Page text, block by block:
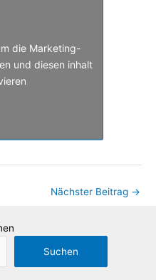
die Marketing-
und diesen inhalt
Nächster Beitrag →
Suchen